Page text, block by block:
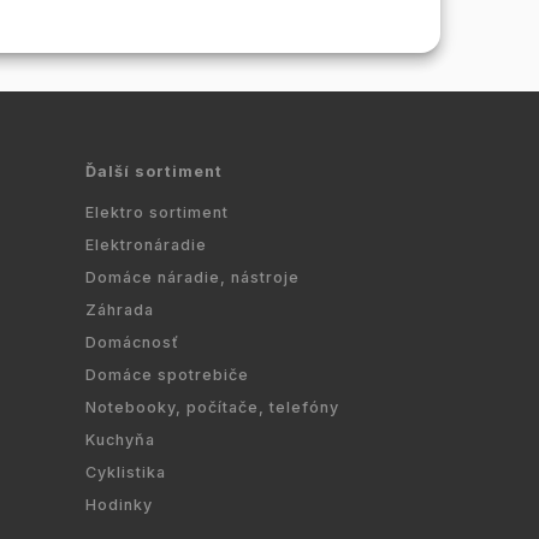
Ďalší sortiment
Elektro sortiment
Elektronáradie
Domáce náradie, nástroje
Záhrada
Domácnosť
Domáce spotrebiče
Notebooky, počítače, telefóny
Kuchyňa
Cyklistika
Hodinky